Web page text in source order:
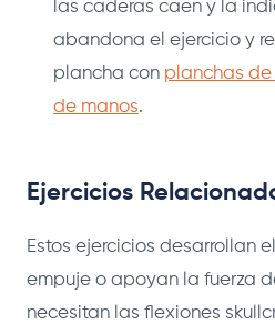
las caderas caen y la
abandona el ejercicio y
plancha con planchas de
de manos.
Ejercicios
Estos ejercicios desarrollan
empuje o apoyan la fuerza
necesitan las flexiones